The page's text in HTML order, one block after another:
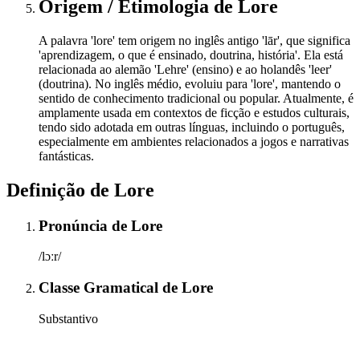
Origem / Etimologia de Lore
A palavra 'lore' tem origem no inglês antigo 'lār', que significa
'aprendizagem, o que é ensinado, doutrina, história'. Ela está
relacionada ao alemão 'Lehre' (ensino) e ao holandês 'leer'
(doutrina). No inglês médio, evoluiu para 'lore', mantendo o
sentido de conhecimento tradicional ou popular. Atualmente, é
amplamente usada em contextos de ficção e estudos culturais,
tendo sido adotada em outras línguas, incluindo o português,
especialmente em ambientes relacionados a jogos e narrativas
fantásticas.
Definição de Lore
Pronúncia de Lore
/lɔːr/
Classe Gramatical de Lore
Substantivo